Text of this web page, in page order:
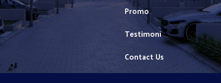
Promo
Testimoni
Contact Us